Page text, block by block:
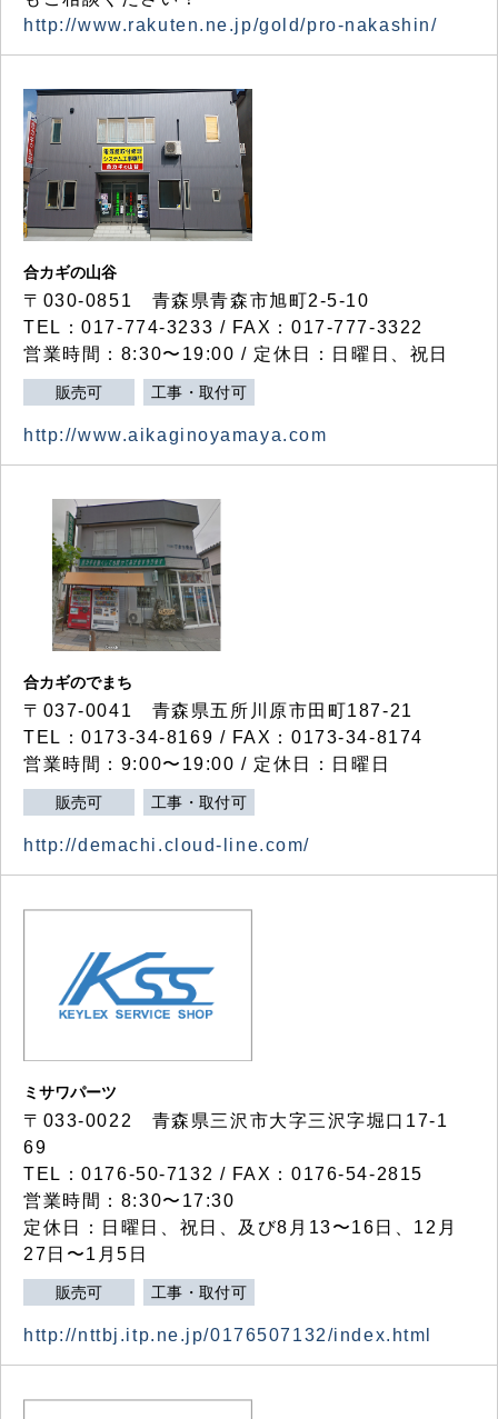
http://www.rakuten.ne.jp/gold/pro-nakashin/
合カギの山谷
〒030-0851 青森県青森市旭町2-5-10
TEL：017-774-3233 / FAX：017-777-3322
営業時間：8:30〜19:00 / 定休日：日曜日、祝日
販売可 工事・取付可
http://www.aikaginoyamaya.com
合カギのでまち
〒037-0041 青森県五所川原市田町187-21
TEL：0173-34-8169 / FAX：0173-34-8174
営業時間：9:00〜19:00 / 定休日：日曜日
販売可 工事・取付可
http://demachi.cloud-line.com/
ミサワパーツ
〒033-0022 青森県三沢市大字三沢字堀口17-1
69
TEL：0176-50-7132 / FAX：0176-54-2815
営業時間：8:30〜17:30
定休日：日曜日、祝日、及び8月13〜16日、12月
27日〜1月5日
販売可 工事・取付可
http://nttbj.itp.ne.jp/0176507132/index.html